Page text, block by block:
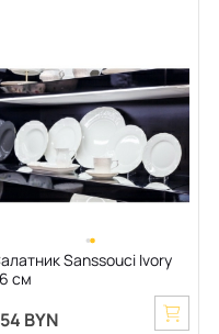
Sanssouci Ivory
см
BYN